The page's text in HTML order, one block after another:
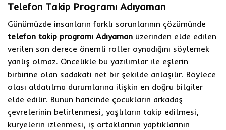
Telefon Takip Programı Adıyaman
Günümüzde insanların farklı sorunlarının çözümünde
telefon takip programı Adıyaman üzerinden elde edilen
verilen son derece önemli roller oynadığını söylemek
yanlış olmaz. Öncelikle bu yazılımlar ile eşlerin
birbirine olan sadakati net bir şekilde anlaşılır. Böylece
olası aldatılma durumlarına ilişkin en doğru bilgiler
elde edilir. Bunun haricinde çocukların arkadaş
çevrelerinin belirlenmesi, yaşlıların takip edilmesi,
kuryelerin izlenmesi, iş ortaklarının yaptıklarının